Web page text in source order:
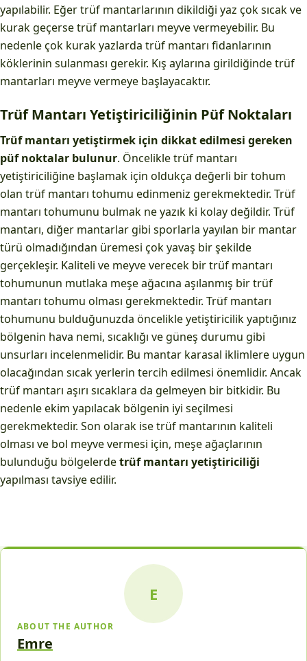
yapılabilir. Eğer trüf mantarlarının dikildiği yaz çok sıcak ve
kurak geçerse trüf mantarları meyve vermeyebilir. Bu
nedenle çok kurak yazlarda trüf mantarı fidanlarının
köklerinin sulanması gerekir. Kış aylarına girildiğinde trüf
mantarları meyve vermeye başlayacaktır.
Trüf Mantarı Yetiştiriciliğinin Püf Noktaları
Trüf mantarı yetiştirmek için dikkat edilmesi gereken
püf noktalar bulunur. Öncelikle trüf mantarı
yetiştiriciliğine başlamak için oldukça değerli bir tohum
olan trüf mantarı tohumu edinmeniz gerekmektedir. Trüf
mantarı tohumunu bulmak ne yazık ki kolay değildir. Trüf
mantarı, diğer mantarlar gibi sporlarla yayılan bir mantar
türü olmadığından üremesi çok yavaş bir şekilde
gerçekleşir. Kaliteli ve meyve verecek bir trüf mantarı
tohumunun mutlaka meşe ağacına aşılanmış bir trüf
mantarı tohumu olması gerekmektedir. Trüf mantarı
tohumunu bulduğunuzda öncelikle yetiştiricilik yaptığınız
bölgenin hava nemi, sıcaklığı ve güneş durumu gibi
unsurları incelenmelidir. Bu mantar karasal iklimlere uygun
olacağından sıcak yerlerin tercih edilmesi önemlidir. Ancak
trüf mantarı aşırı sıcaklara da gelmeyen bir bitkidir. Bu
nedenle ekim yapılacak bölgenin iyi seçilmesi
gerekmektedir. Son olarak ise trüf mantarının kaliteli
olması ve bol meyve vermesi için, meşe ağaçlarının
bulunduğu bölgelerdetrüf mantarı yetiştiriciliği
yapılması tavsiye edilir.
E
ABOUT THE AUTHOR
Emre